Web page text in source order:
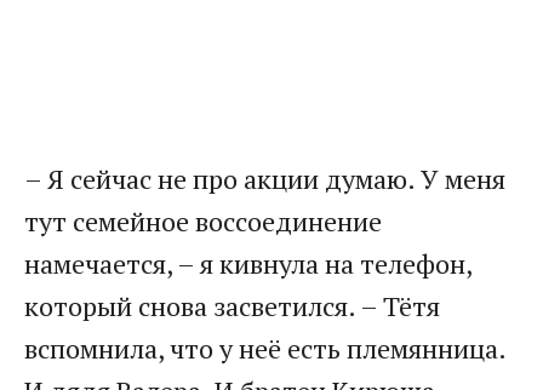
– Я сейчас не про акции думаю. У меня
тут семейное воссоединение
намечается, – я кивнула на телефон,
который снова засветился. – Тётя
вспомнила, что у неё есть племянница.